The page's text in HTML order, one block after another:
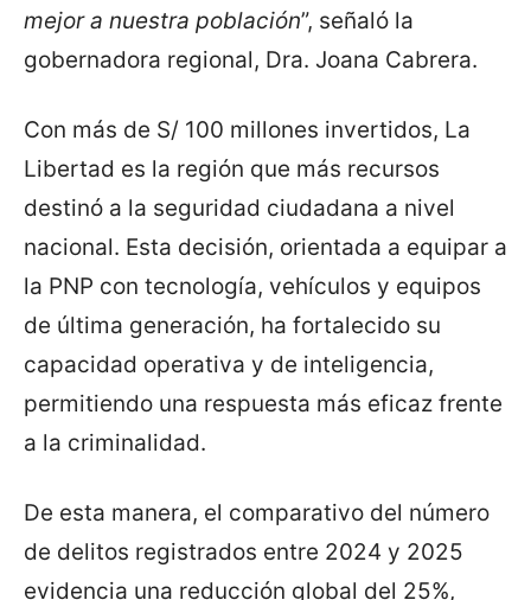
mejor a nuestra población”, señaló la
gobernadora regional, Dra. Joana Cabrera.
Con más de S/ 100 millones invertidos, La
Libertad es la región que más recursos
destinó a la seguridad ciudadana a nivel
nacional. Esta decisión, orientada a equipar a
la PNP con tecnología, vehículos y equipos
de última generación, ha fortalecido su
capacidad operativa y de inteligencia,
permitiendo una respuesta más eficaz frente
a la criminalidad.
De esta manera, el comparativo del número
de delitos registrados entre 2024 y 2025
evidencia una reducción global del 25%,